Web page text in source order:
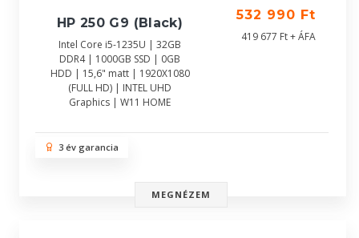
HP 250 G9 (Black)
Intel Core i5-1235U | 32GB
DDR4 | 1000GB SSD | 0GB
HDD | 15,6" matt | 1920X1080
(FULL HD) | INTEL UHD
Graphics | W11 HOME
532 990 Ft
419 677 Ft + ÁFA
3 év garancia
MEGNÉZEM